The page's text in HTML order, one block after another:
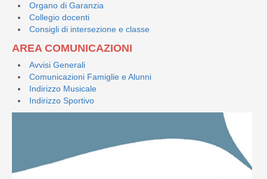
Organo di Garanzia
Collegio docenti
Consigli di intersezione e classe
AREA COMUNICAZIONI
Avvisi Generali
Comunicazioni Famiglie e Alunni
Indirizzo Musicale
Indirizzo Sportivo